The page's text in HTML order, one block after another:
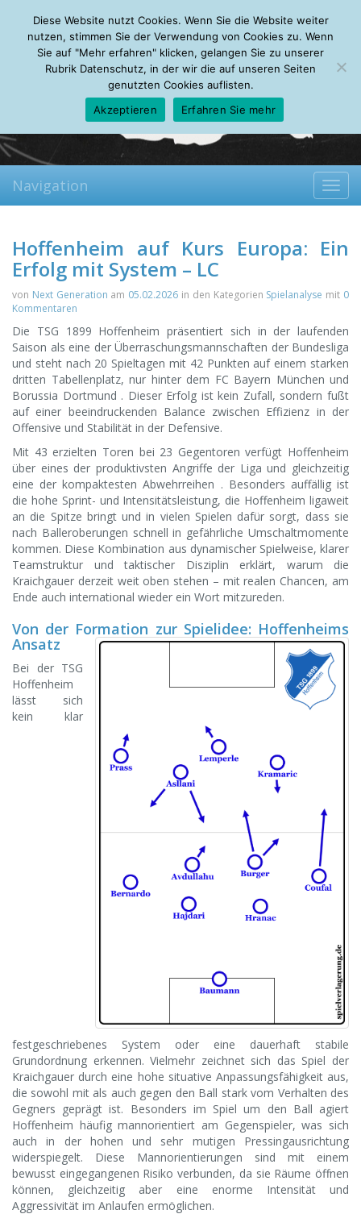
Friday, 07.08.2026
Mein Account
About Autoren Leseempfehlungen FAQ
Navigation
Hoffenheim auf Kurs Europa: Ein
Erfolg mit System – LC
von Next Generation am 05.02.2026 in den Kategorien Spielanalyse mit 0
Kommentaren
Die TSG 1899 Hoffenheim präsentiert sich in der laufenden
Saison als eine der Überraschungsmannschaften der Bundesliga
und steht nach 20 Spieltagen mit 42 Punkten auf einem starken
dritten Tabellenplatz, nur hinter dem FC Bayern München und
Borussia Dortmund . Dieser Erfolg ist kein Zufall, sondern fußt
auf einer beeindruckenden Balance zwischen Effizienz in der
Offensive und Stabilität in der Defensive.
Mit 43 erzielten Toren bei 23 Gegentoren verfügt Hoffenheim
über eines der produktivsten Angriffe der Liga und gleichzeitig
eine der kompaktesten Abwehrreihen . Besonders auffällig ist
die hohe Sprint- und Intensitätsleistung, die Hoffenheim ligaweit
an die Spitze bringt und in vielen Spielen dafür sorgt, dass sie
nach Balleroberungen schnell in gefährliche Umschaltmomente
kommen. Diese Kombination aus dynamischer Spielweise, klarer
Teamstruktur und taktischer Disziplin erklärt, warum die
Kraichgauer derzeit weit oben stehen – mit realen Chancen, am
Ende auch international wieder ein Wort mitzureden.
Von der Formation zur Spielidee: Hoffenheims
Ansatz
Bei der TSG
Hoffenheim
lässt sich
kein klar
festgeschriebenes System oder eine dauerhaft stabile
Grundordnung erkennen. Vielmehr zeichnet sich das Spiel der
Kraichgauer durch eine hohe situative Anpassungsfähigkeit aus,
die sowohl mit als auch gegen den Ball stark vom Verhalten des
Gegners geprägt ist. Besonders im Spiel um den Ball agiert
Hoffenheim häufig mannorientiert am Gegenspieler, was sich
auch in der hohen und sehr mutigen Pressingausrichtung
widerspiegelt. Diese Mannorientierungen sind mit einem
bewusst eingegangenen Risiko verbunden, da sie Räume öffnen
können, gleichzeitig aber eine enorme Intensität und
Aggressivität im Anlaufen ermöglichen.
Diese Website nutzt Cookies. Wenn Sie die Website weiter
nutzen, stimmen Sie der Verwendung von Cookies zu. Wenn
Sie auf "Mehr erfahren" klicken, gelangen Sie zu unserer
Rubrik Datenschutz, in der wir die auf unseren Seiten
genutzten Cookies auflisten.
Akzeptieren
Erfahren Sie mehr